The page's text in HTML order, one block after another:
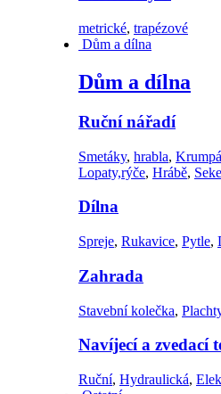
metrické, trapézové
Dům a dílna
Dům a dílna
Ruční nářadí
Smetáky, hrabla,
Lopaty,rýče, Hrábě,
Dílna
Spreje, Rukavice, Pytle,
Zahrada
Stavební kolečka,
Navíjecí a zvedací
Ruční, Hydraulická,